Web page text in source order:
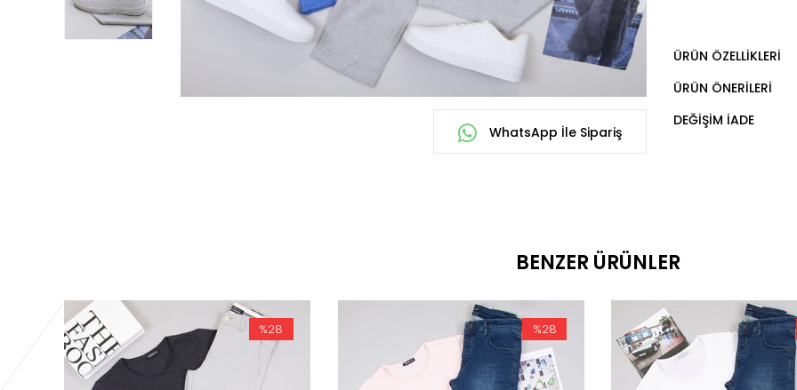
WhatsApp İle Sipariş
ÜRÜN ÖZELLIKLERI
ÜRÜN ÖNERILERI
DEĞIŞIM İADE
BENZER ÜRÜNLER
%28 %28